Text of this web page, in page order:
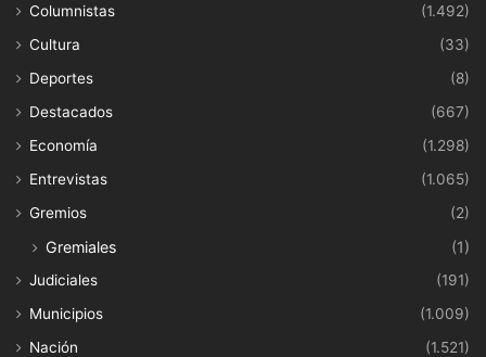
Columnistas
(1.492)
Cultura
(33)
Deportes
(8)
Destacados
(667)
Economía
(1.298)
Entrevistas
(1.065)
Gremios
(2)
Gremiales (1)
Judiciales
(191)
Municipios
(1.009)
Nación
(1.521)